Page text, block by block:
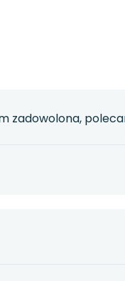
zadowolona,